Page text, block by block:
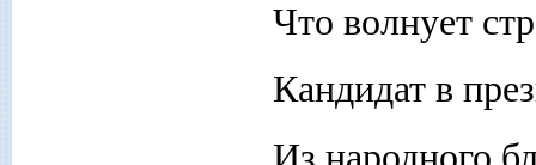
Что волнует
Кандидат в
Из народного